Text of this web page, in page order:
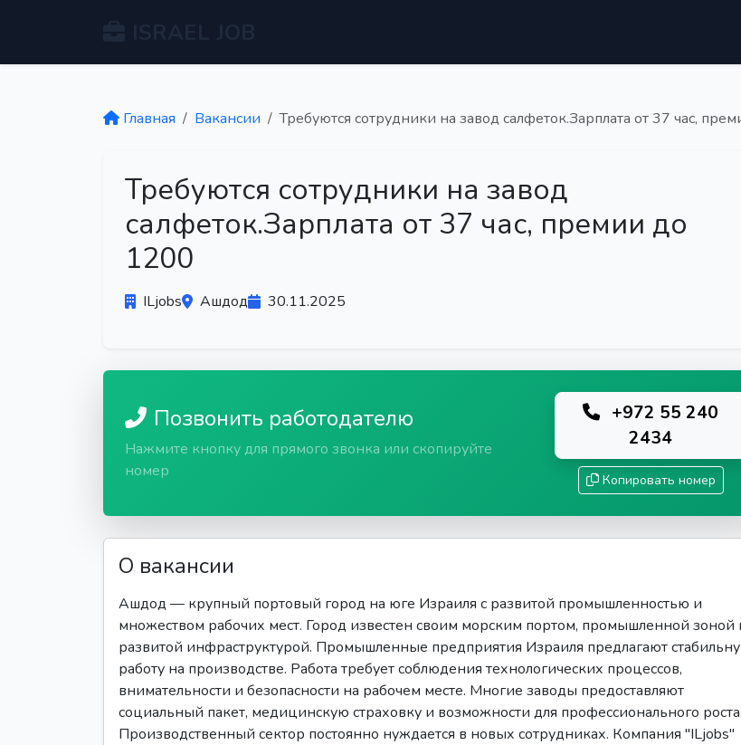
Главная Вакансии Требуются сотрудники на завод салфеток.Зарплата от 37 час,
Требуются сотрудники на завод
салфеток.Зарплата от 37 час, премии до
1200
ILjobs Ашдод 30.11.2025
Позвонить работодателю
Нажмите кнопку для прямого звонка или скопируйте
номер
+972 55 240
2434
Копировать номер
О вакансии
Ашдод — крупный портовый город на юге Израиля с развитой промышленностью и
множеством рабочих мест. Город известен своим морским портом, промышленной зоной
развитой инфраструктурой. Промышленные предприятия Израиля предлагают
работу на производстве. Работа требует соблюдения технологических процессов,
внимательности и безопасности на рабочем месте. Многие заводы предоставляют
социальный пакет, медицинскую страховку и возможности для профессионального роста.
Производственный сектор постоянно нуждается в новых сотрудниках. Компания "ILjobs"